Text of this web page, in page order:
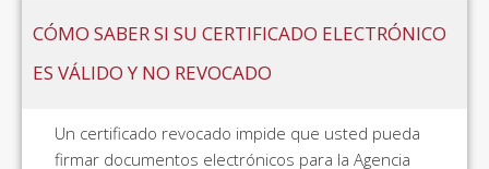
CÓMO SABER SI SU CERTIFICADO ELECTRÓNICO
ES VÁLIDO Y NO REVOCADO
Un certificado revocado impide que usted pueda
firmar documentos electrónicos para la Agencia